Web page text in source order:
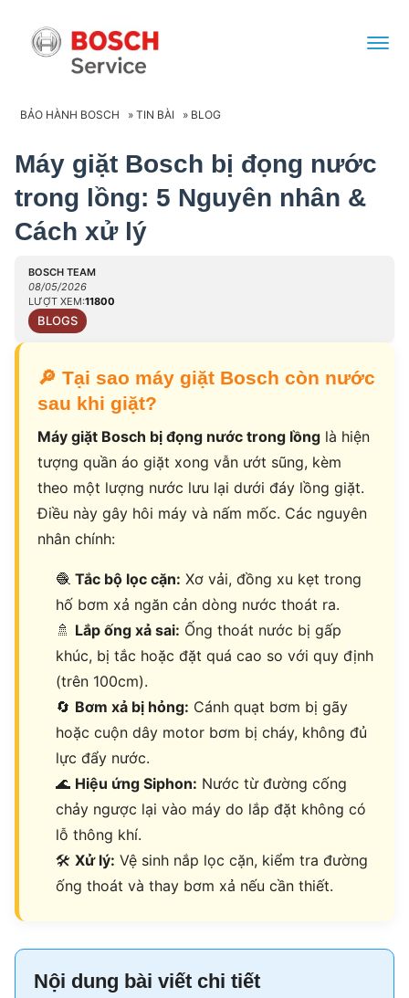
BẢO HÀNH BOSCH » TIN BÀI » BLOG
Máy giặt Bosch bị đọng nước
trong lồng: 5 Nguyên nhân &
Cách xử lý
BOSCH TEAM
08/05/2026
LƯỢT XEM:11800
BLOGS
🔎 Tại sao máy giặt Bosch còn nước
sau khi giặt?
Máy giặt Bosch bị đọng nước trong lồng là hiện
tượng quần áo giặt xong vẫn ướt sũng, kèm
theo một lượng nước lưu lại dưới đáy lồng giặt.
Điều này gây hôi máy và nấm mốc. Các nguyên
nhân chính:
🧶 Tắc bộ lọc cặn: Xơ vải, đồng xu kẹt trong
hố bơm xả ngăn cản dòng nước thoát ra.
🚿 Lắp ống xả sai: Ống thoát nước bị gấp
khúc, bị tắc hoặc đặt quá cao so với quy định
(trên 100cm).
🔄 Bơm xả bị hỏng: Cánh quạt bơm bị gãy
hoặc cuộn dây motor bơm bị cháy, không đủ
lực đẩy nước.
🌊 Hiệu ứng Siphon: Nước từ đường cống
chảy ngược lại vào máy do lắp đặt không có
lỗ thông khí.
🛠 Xử lý: Vệ sinh nắp lọc cặn, kiểm tra đường
ống thoát và thay bơm xả nếu cần thiết.
Nội dung bài viết chi tiết